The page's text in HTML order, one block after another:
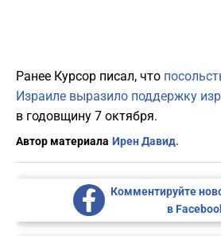
Ранее Курсор писал, что
Израиле выразило поддержку
в годовщину 7 октября.
Автор материала Ирен Давид.
Комментируйте
в